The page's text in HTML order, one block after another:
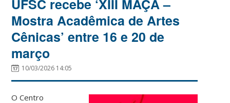
UFSC recebe ‘XIII MAÇÃ –
Mostra Acadêmica de Artes
Cênicas’ entre 16 e 20 de
março
10/03/2026 14:05
O Centro